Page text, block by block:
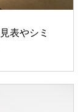
表やシミ